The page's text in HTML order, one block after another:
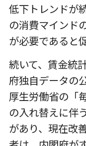
低下トレンドが
の消費マインド
が必要であると
続いて、賃金統
府独自データの
厚生労働省の「
の入れ替えに伴
があり、現在改